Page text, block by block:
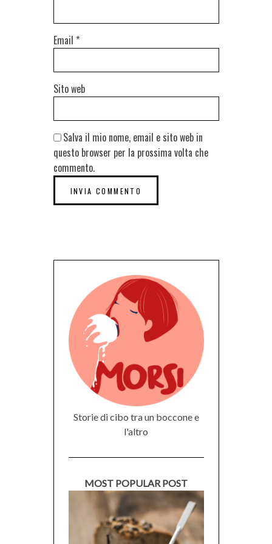
Email *
Sito web
Salva il mio nome, email e sito web in
questo browser per la prossima volta che
commento.
Storie di cibo tra un boccone e
l'altro
MOST POPULAR POST